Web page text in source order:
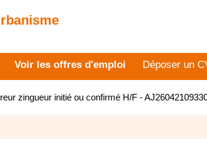
Voir les offres d'emploi Déposer un
zingueur initié ou confirmé H/F -